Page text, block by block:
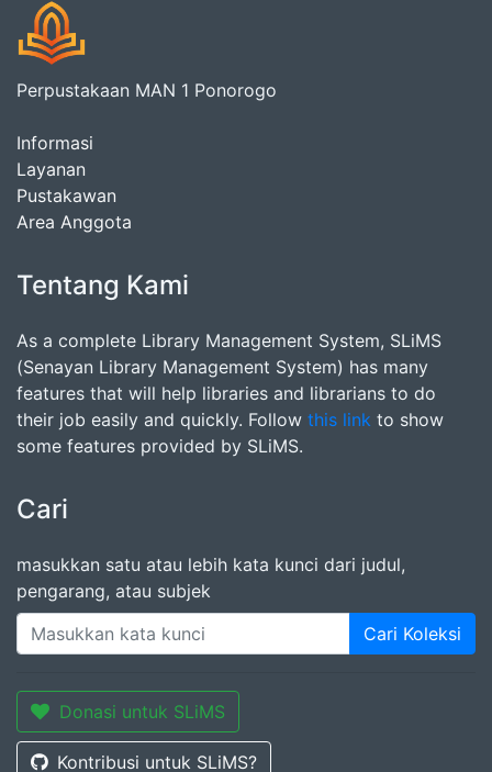
Perpustakaan MAN 1 Ponorogo
Informasi
Layanan
Pustakawan
Area Anggota
Tentang Kami
As a complete Library Management System, SLiMS
(Senayan Library Management System) has many
features that will help libraries and librarians to do
their job easily and quickly. Follow this link to show
some features provided by SLiMS.
Cari
masukkan satu atau lebih kata kunci dari judul,
pengarang, atau subjek
Cari Koleksi
Donasi untuk SLiMS
Kontribusi untuk SLiMS?